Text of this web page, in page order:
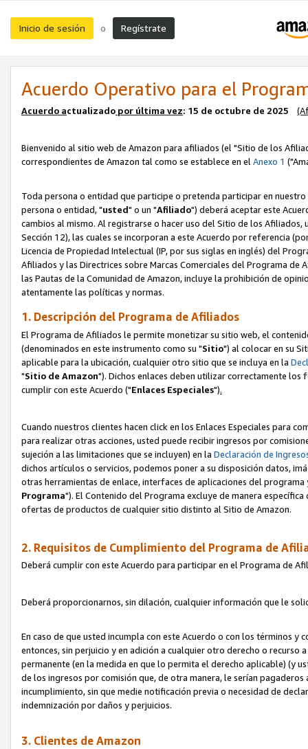
Inicio de sesión o Regístrate
Acuerdo Operativo para el
Acuerdo actualizado por última vez: 15 de octubre de 2025
Bienvenido al sitio web de Amazon para afiliados (el "Sitio de los
correspondientes de Amazon tal como se establece en elAnexo 1
Toda persona o entidad que participe o pretenda participar en
persona o entidad, "usted" o un "Afiliado") deberá aceptar este
cambios al mismo. Al registrarse o hacer uso del Sitio de los
Sección 12), las cuales se incorporan a este Acuerdo por referencia
Licencia de Propiedad Intelectual (IP, por sus siglas en inglés) del
Afiliados y las Directrices sobre Marcas Comerciales del Programa
las Pautas de la Comunidad de Amazon, incluye la prohibición de
atentamente las políticas y normas.
1. Descripción del Programa de Afiliados
El Programa de Afiliados le permite monetizar su sitio web, el
(denominados en este instrumento como su "Sitio") al colocar en su
aplicable para la ubicación, cualquier otro sitio que se incluya en la
"Sitio de Amazon"). Dichos enlaces deben utilizar correctamente los
cumplir con este Acuerdo ("Enlaces Especiales").
Cuando nuestros clientes hacen click en los Enlaces Especiales para
para realizar otras acciones, usted puede recibir ingresos por
sujeción a las limitaciones que se incluyen) en la Declaración de
dichos artículos o servicios, podemos poner a su disposición datos,
otras herramientas de enlace, interfaces de aplicaciones del
Programa"). El Contenido del Programa excluye de manera
ofertas de productos de cualquier sitio distinto al Sitio de Amazon.
2. Requisitos de Cumplimiento del Programa de
Deberá cumplir con este Acuerdo para participar en el Programa de
Deberá proporcionarnos, sin dilación, cualquier información que le
En caso de que usted incumpla con este Acuerdo o con los términos
entonces, sin perjuicio y en adición a cualquier otro derecho o
permanente (en la medida en que lo permita el derecho aplicable) (y
de los ingresos por comisión que, de otra manera, le serían
incumplimiento, sin que medie notificación previa o necesidad de
indemnización por daños y perjuicios.
3. Clientes de Amazon